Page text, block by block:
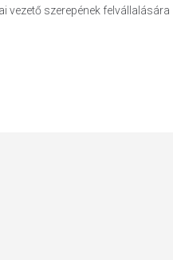
vezető szerepének felvállalására